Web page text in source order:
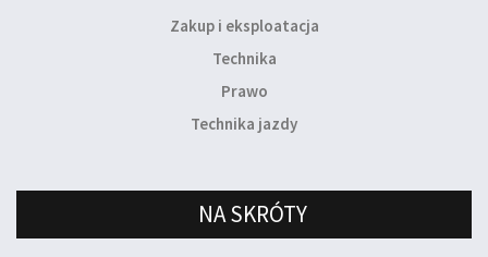
Zakup i eksploatacja
Technika
Prawo
Technika jazdy
NA SKRÓTY